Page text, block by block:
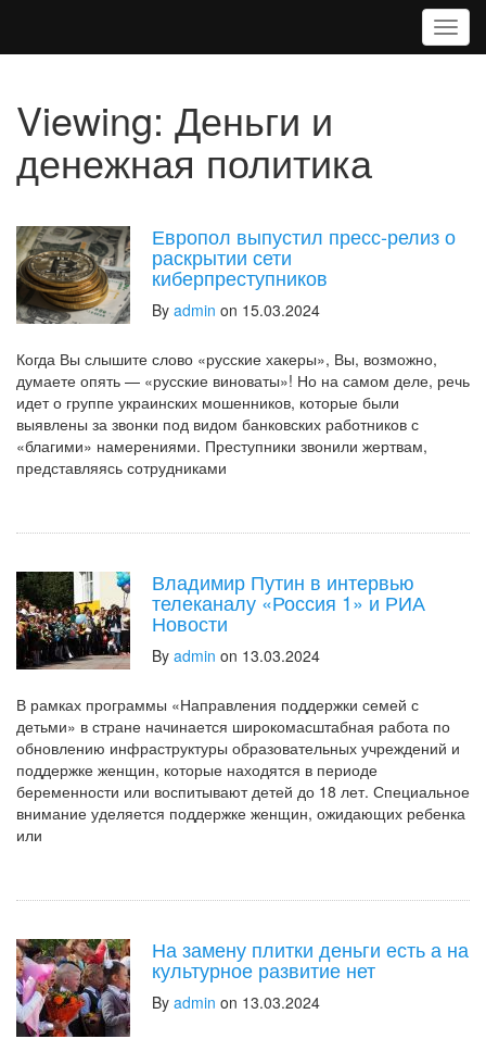
T
o
g
Viewing: Деньги и
денежная политика
Европол выпустил пресс-релиз о
раскрытии сети
киберпреступников
By admin on 15.03.2024
Когда Вы слышите слово «русские хакеры», Вы, возможно,
думаете опять — «русские виноваты»! Но на самом деле, речь
идет о группе украинских мошенников, которые были
выявлены за звонки под видом банковских работников с
«благими» намерениями. Преступники звонили жертвам,
представляясь сотрудниками
Владимир Путин в интервью
телеканалу «Россия 1» и РИА
Новости
By admin on 13.03.2024
В рамках программы «Направления поддержки семей с
детьми» в стране начинается широкомасштабная работа по
обновлению инфраструктуры образовательных учреждений и
поддержке женщин, которые находятся в периоде
беременности или воспитывают детей до 18 лет. Специальное
внимание уделяется поддержке женщин, ожидающих ребенка
или
На замену плитки деньги есть а на
культурное развитие нет
By admin on 13.03.2024